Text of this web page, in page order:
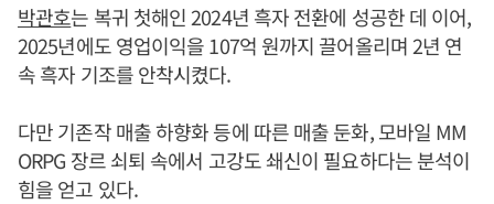
박관호는 복귀 첫해인 2024년 흑자 전환에 성공한 데 이어,
2025년에도 영업이익을 107억 원까지 끌어올리며 2년 연
속 흑자 기조를 안착시켰다.
다만 기존작 매출 하향화 등에 따른 매출 둔화, 모바일 MM
ORPG 장르 쇠퇴 속에서 고강도 쇄신이 필요하다는 분석이
힘을 얻고 있다.